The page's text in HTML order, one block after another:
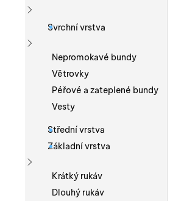
Zobrazit více
Svrchní vrstva
Zobrazit více
Nepromokavé bundy
Větrovky
Péřové a zateplené bundy
Vesty
Střední vrstva
Základní vrstva
Zobrazit více
Krátký rukáv
Dlouhý rukáv